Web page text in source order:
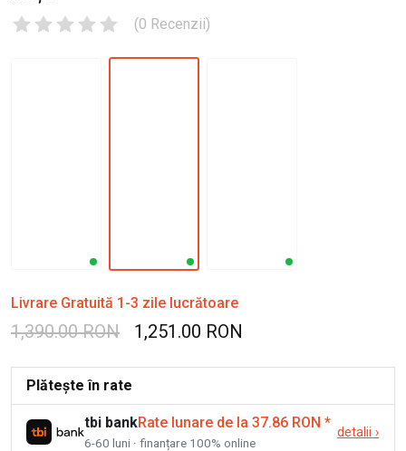
(0 Recenzii)
Livrare Gratuită 1-3 zile lucrătoare
1,390.00 RON 1,251.00 RON
Plătește în rate
tbi bankRate lunare de la 37.86 RON *
6-60 luni · finanțare 100% online
detalii ›